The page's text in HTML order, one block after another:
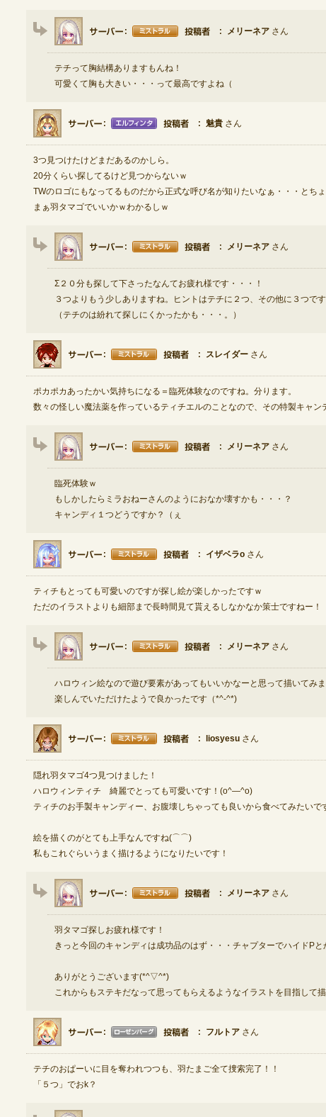
メリーネア さん
テチって胸結構ありますもんね！
可愛くて胸も大きい・・・って最高ですよね（
魅貴 さん
3つ見つけたけどまだあるのかしら。
20分くらい探してるけど見つからないｗ
TWのロゴにもなってるものだから正式な呼び名が知りたいなぁ・・・とち
まぁ羽タマゴでいいかｗわかるしｗ
メリーネア さん
Σ２０分も探して下さったなんてお疲れ様です・・・！
３つよりもう少しありますね。ヒントはテチに２つ、その他に３つで
（テチのは紛れて探しにくかったかも・・・。）
スレイダー さん
ポカポカあったかい気持ちになる＝臨死体験なのですね。分ります。
数々の怪しい魔法薬を作っているティチエルのことなので、その特製キャン
メリーネア さん
臨死体験ｗ
もしかしたらミラおねーさんのようにおなか壊すかも・・・？
キャンディ１つどうですか？（ぇ
イザベラo さん
ティチもとっても可愛いのですが探し絵が楽しかったですｗ
ただのイラストよりも細部まで長時間見て貰えるしなかなか策士ですねー！
メリーネア さん
ハロウィン絵なので遊び要素があってもいいかなーと思って描いてみ
楽しんでいただけたようで良かったです（*^-^*)
liosyesu さん
隠れ羽タマゴ4つ見つけました！
ハロウィンティチ 綺麗でとっても可愛いです！(o^―^o)
ティチのお手製キャンディー、お腹壊しちゃっても良いから食べてみたいで
絵を描くのがとても上手なんですね(⌒⌒)
私もこれぐらいうまく描けるようになりたいです！
メリーネア さん
羽タマゴ探しお疲れ様です！
きっと今回のキャンディは成功品のはず・・・チャプターでハイドP
ありがとうございます(*^▽^*)
これからもステキだなって思ってもらえるようなイラストを目指して
フルトア さん
テチのおぱーいに目を奪われつつも、羽たまご全て捜索完了！！
「５つ」でおk？